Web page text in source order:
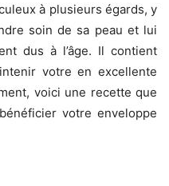
à plusieurs égards, y
soin de sa peau et lui
dus à l’âge. Il contient
votre en excellente
voici une recette que
votre enveloppe